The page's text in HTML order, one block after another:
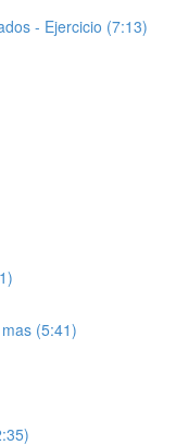
- Ejercicio (7:13)
(5:41)